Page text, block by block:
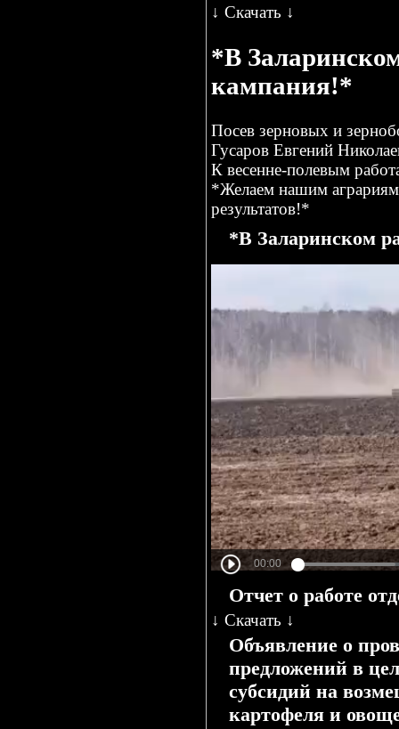
↓ Скачать ↓
*В
кампания!*
Посев зерновых и
Гусаров Евгений
К весенне-полевым
*Желаем нашим
результатов!*
*В Заларинском
Отчет о работе
↓ Скачать ↓
Объявление о
предложений в
субсидий на
картофеля и